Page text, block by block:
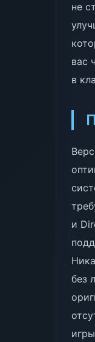
не
вас
в
и
без